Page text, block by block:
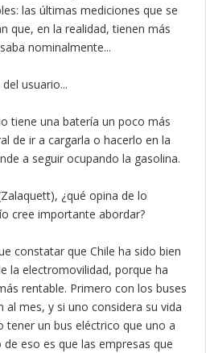
las últimas mediciones que se
que, en la realidad, tienen más
nominalmente...
usuario...
tiene una batería un poco más
de ir a cargarla o hacerlo en la
a seguir ocupando la gasolina.
¿qué opina de lo
cree importante abordar?
constatar que Chile ha sido bien
la electromovilidad, porque ha
rentable. Primero con los buses
al mes, y si uno considera su vida
un bus eléctrico que uno a
eso es que las empresas que